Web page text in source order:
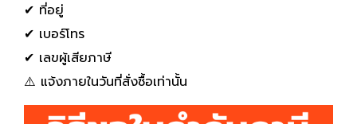
✔ ที่อยู่
✔ เบอร์โทร
✔ เลขผู้เสียภาษี
⚠️ แจ้งภายในวันที่สั่งซื้อเท่านั้น